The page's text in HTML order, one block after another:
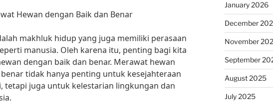
Hewan dengan Baik dan Benar
makhluk hidup yang juga memiliki perasaan
manusia. Oleh karena itu, penting bagi kita
dengan baik dan benar. Merawat hewan
tidak hanya penting untuk kesejahteraan
tetapi juga untuk kelestarian lingkungan dan
January 2026
December
November
September
August 2025
July 2025